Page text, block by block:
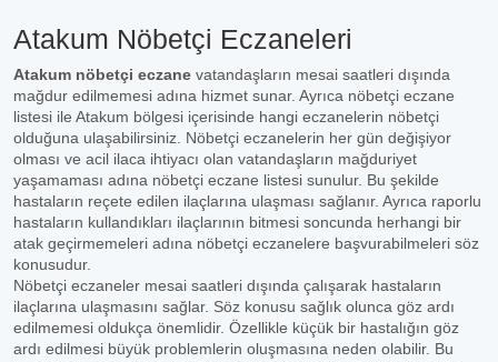
Atakum Nöbetçi Eczaneleri
Atakum nöbetçi eczane vatandaşların mesai saatleri dışında
mağdur edilmemesi adına hizmet sunar. Ayrıca nöbetçi eczane
listesi ile Atakum bölgesi içerisinde hangi eczanelerin nöbetçi
olduğuna ulaşabilirsiniz. Nöbetçi eczanelerin her gün değişiyor
olması ve acil ilaca ihtiyacı olan vatandaşların mağduriyet
yaşamaması adına nöbetçi eczane listesi sunulur. Bu şekilde
hastaların reçete edilen ilaçlarına ulaşması sağlanır. Ayrıca raporlu
hastaların kullandıkları ilaçlarının bitmesi soncunda herhangi bir
atak geçirmemeleri adına nöbetçi eczanelere başvurabilmeleri söz
konusudur.
Nöbetçi eczaneler mesai saatleri dışında çalışarak hastaların
ilaçlarına ulaşmasını sağlar. Söz konusu sağlık olunca göz ardı
edilmemesi oldukça önemlidir. Özellikle küçük bir hastalığın göz
ardı edilmesi büyük problemlerin oluşmasına neden olabilir. Bu